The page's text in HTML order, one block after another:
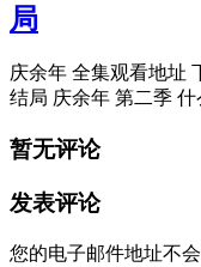
局
庆余年 全集观看地址
结局 庆余年 第二季
暂无评论
发表评论
您的电子邮件地址不会